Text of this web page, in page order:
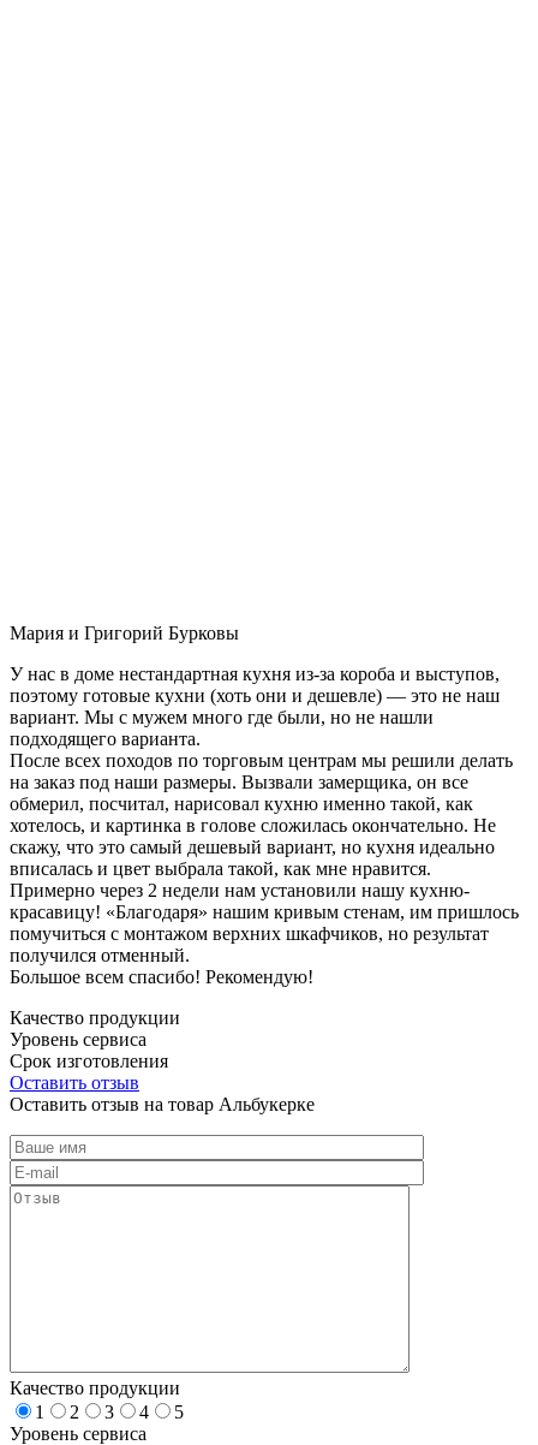
Мария и Григорий Бурковы
У нас в доме нестандартная кухня из-за короба и выступов,
поэтому готовые кухни (хоть они и дешевле) — это не наш
вариант. Мы с мужем много где были, но не нашли
подходящего варианта.
После всех походов по торговым центрам мы решили делать
на заказ под наши размеры. Вызвали замерщика, он все
обмерил, посчитал, нарисовал кухню именно такой, как
хотелось, и картинка в голове сложилась окончательно. Не
скажу, что это самый дешевый вариант, но кухня идеально
вписалась и цвет выбрала такой, как мне нравится.
Примерно через 2 недели нам установили нашу кухню-
красавицу! «Благодаря» нашим кривым стенам, им пришлось
помучиться с монтажом верхних шкафчиков, но результат
получился отменный.
Большое всем спасибо! Рекомендую!
Качество продукции
Уровень сервиса
Срок изготовления
Оставить отзыв
Оставить отзыв на товар Альбукерке
Качество продукции
1
2 3 4
5
Уровень сервиса